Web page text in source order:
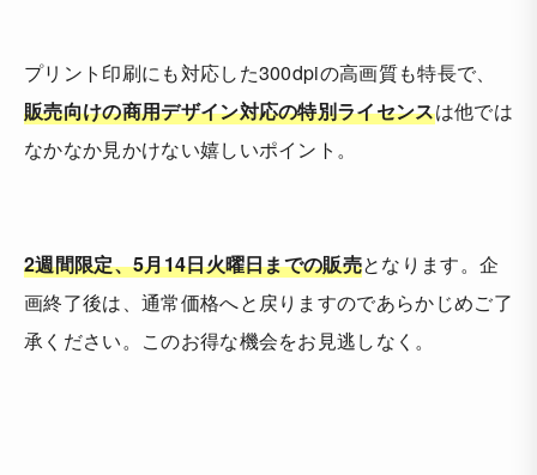
プリント印刷にも対応した300dpiの高画質も特長で、
販売向けの商用デザイン対応の特別ライセンスは他では
なかなか見かけない嬉しいポイント。
2週間限定、5月14日火曜日までの販売となります。企
画終了後は、通常価格へと戻りますのであらかじめご了
承ください。このお得な機会をお見逃しなく。